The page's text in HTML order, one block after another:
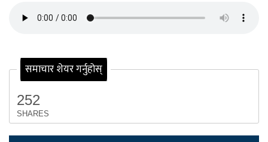
समाचार शेयर गर्नुहोस्
252
SHARES